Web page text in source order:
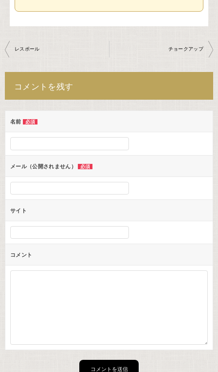
投
ー
シ
ョ
ン
レスポール チョークアップ
コメントを残す
名前 必須
メール（公開されません） 必須
サイト
コメント